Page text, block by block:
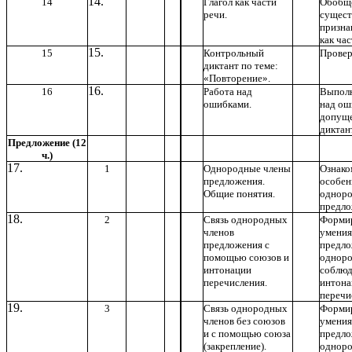
речи.
как
15
Контрольный
диктант по теме:
«Повторение».
16
Работа над
ошибками.
над
Предложение (12
ч.)
1
Однородные члены
предложения.
Общие понятия.
2
Связь однородных
членов
предложения с
помощью союзов и
интонации
перечисления.
3
Связь однородных
членов без союзов
и с помощью союза
(закрепление).